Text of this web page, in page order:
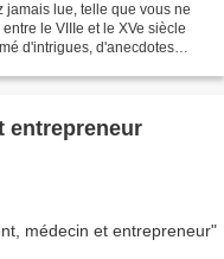
jamais lue, telle que vous ne
le VIIIe et le XVe siècle
d'intrigues, d'anecdotes
entrepreneur